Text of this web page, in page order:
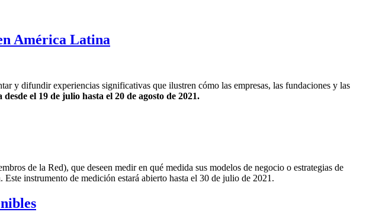
América Latina
y difundir experiencias significativas que ilustren cómo las empresas, las fundaciones y las
el 19 de julio hasta el 20 de agosto de 2021.
de la Red), que deseen medir en qué medida sus modelos de negocio o estrategias de
instrumento de medición estará abierto hasta el 30 de julio de 2021.